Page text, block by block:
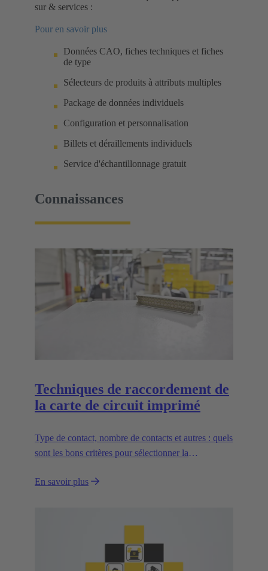
sur & services :
Pour en savoir plus
Données CAO, fiches techniques et fiches
de type
Sélecteurs de produits à attributs multiples
Package de données individuels
Configuration et personnalisation
Billets et déraillements individuels
Service d'échantillonnage gratuit
Connaissances
Techniques de raccordement de
la carte de circuit imprimé
Type de contact, nombre de contacts et autres : quels
sont les bons critères pour sélectionner la
En savoir plus